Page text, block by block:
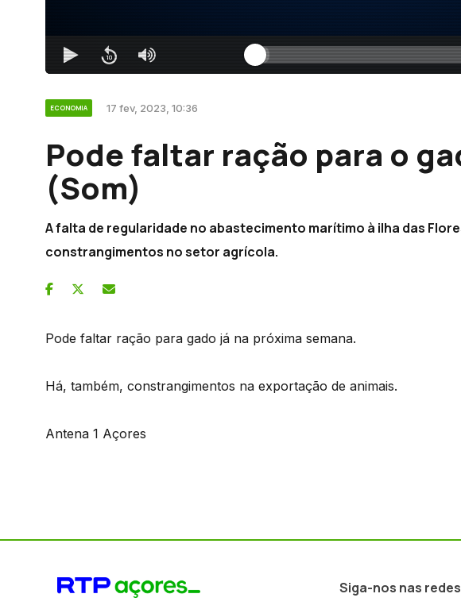
ECONOMIA 17 fev, 2023, 10:36
Pode faltar ração para o
(Som)
A falta de regularidade no abastecimento marítimo à ilha das
constrangimentos no setor agrícola.
Pode faltar ração para gado já na próxima semana.
Há, também, constrangimentos na exportação de animais.
Antena 1 Açores
Siga-nos nas